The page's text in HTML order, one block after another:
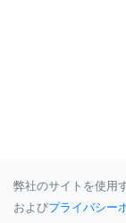
弊社のサイトを使用
およびプライバシー